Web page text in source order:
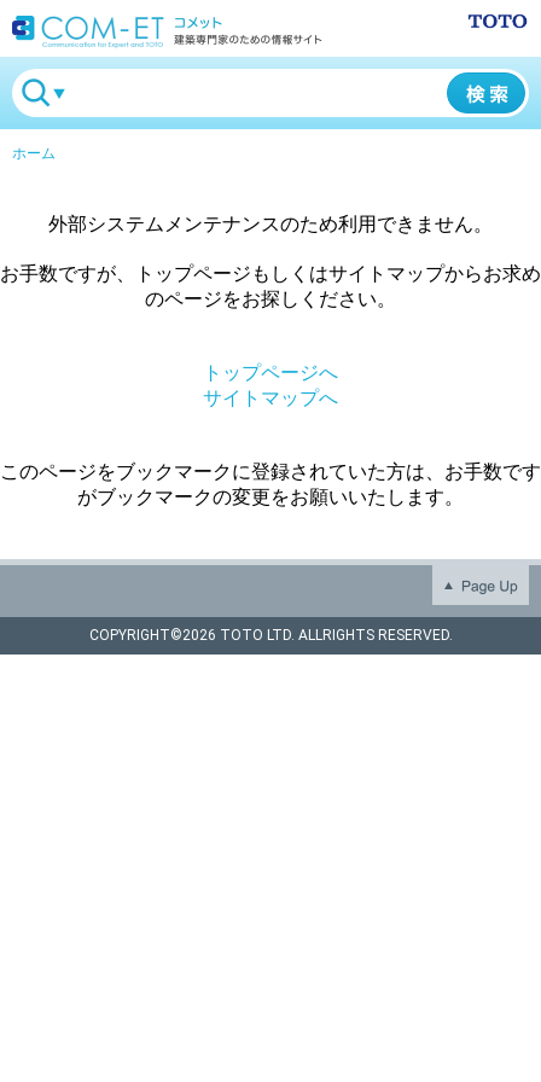
ホーム
外部システムメンテナンスのため利用できません。
お手数ですが、トップページもしくはサイトマップからお求め
のページをお探しください。
トップページへ
サイトマップへ
このページをブックマークに登録されていた方は、お手数です
がブックマークの変更をお願いいたします。
COPYRIGHT©2026 TOTO LTD. ALLRIGHTS RESERVED.